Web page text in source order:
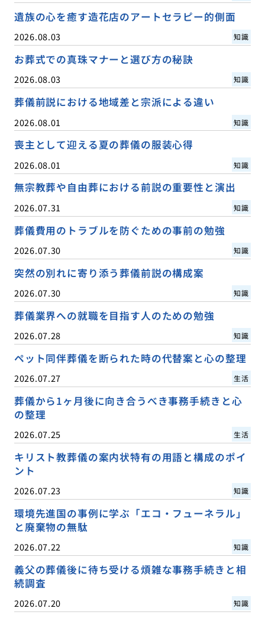
遺族の心を癒す造花店のアートセラピー的側面
2026.08.03 知識
お葬式での真珠マナーと選び方の秘訣
2026.08.03 知識
葬儀前説における地域差と宗派による違い
2026.08.01 知識
喪主として迎える夏の葬儀の服装心得
2026.08.01 知識
無宗教葬や自由葬における前説の重要性と演出
2026.07.31 知識
葬儀費用のトラブルを防ぐための事前の勉強
2026.07.30 知識
突然の別れに寄り添う葬儀前説の構成案
2026.07.30 知識
葬儀業界への就職を目指す人のための勉強
2026.07.28 知識
ペット同伴葬儀を断られた時の代替案と心の整理
2026.07.27 生活
葬儀から1ヶ月後に向き合うべき事務手続きと心
の整理
2026.07.25 生活
キリスト教葬儀の案内状特有の用語と構成のポイ
ント
2026.07.23 知識
環境先進国の事例に学ぶ「エコ・フューネラル」
と廃棄物の無駄
2026.07.22 知識
義父の葬儀後に待ち受ける煩雑な事務手続きと相
続調査
2026.07.20 知識